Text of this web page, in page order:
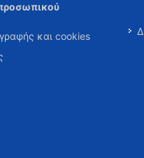
και cookies